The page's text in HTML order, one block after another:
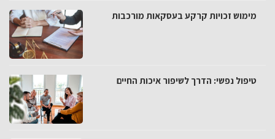
מימוש זכויות קרקע בעסקאות מורכבות
טיפול נפשי: הדרך לשיפור איכות החיים